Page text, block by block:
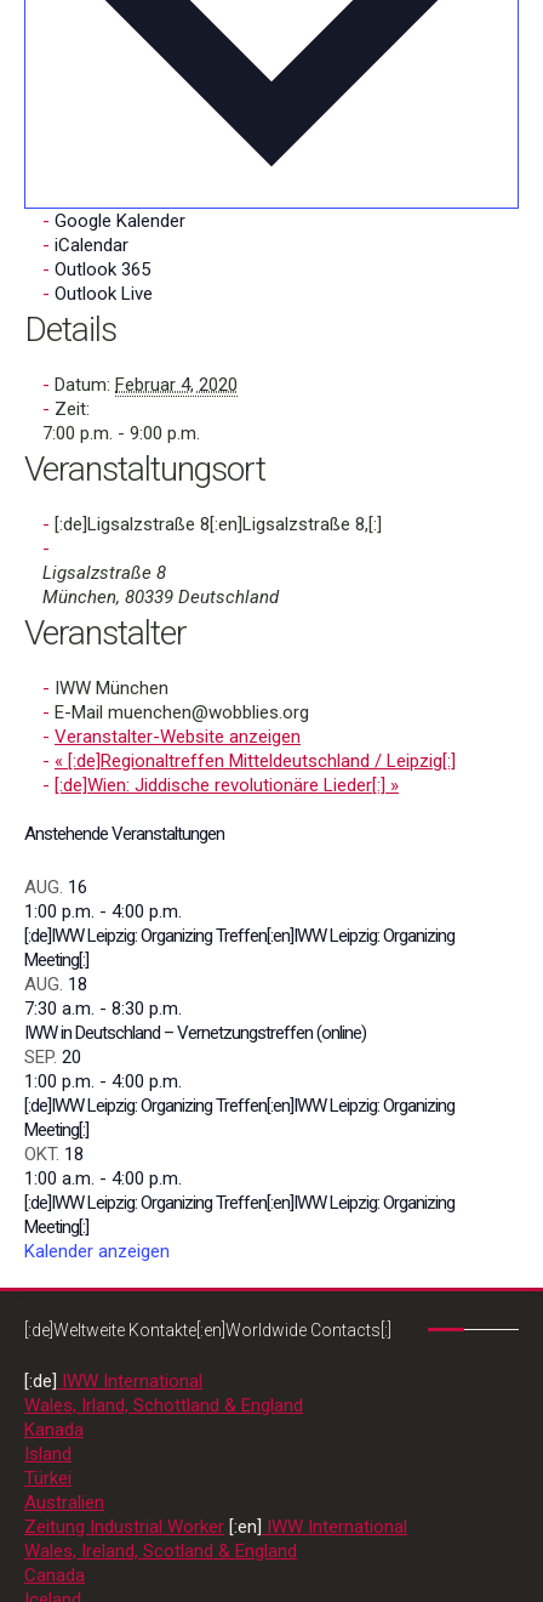
Google Kalender
iCalendar
Outlook 365
Outlook Live
Details
Datum: Februar 4, 2020
Zeit:
7:00 p.m. - 9:00 p.m.
Veranstaltungsort
[:de]Ligsalzstraße 8[:en]Ligsalzstraße 8,[:]
Ligsalzstraße 8
München, 80339 Deutschland
Veranstalter
IWW München
E-Mail muenchen@wobblies.org
Veranstalter-Website anzeigen
« [:de]Regionaltreffen Mitteldeutschland / Leipzig[:]
[:de]Wien: Jiddische revolutionäre Lieder[:] »
Anstehende Veranstaltungen
AUG. 16
1:00 p.m. - 4:00 p.m.
[:de]IWW Leipzig: Organizing Treffen[:en]IWW Leipzig: Organizing
Meeting[:]
AUG. 18
7:30 a.m. - 8:30 p.m.
IWW in Deutschland – Vernetzungstreffen (online)
SEP. 20
1:00 p.m. - 4:00 p.m.
[:de]IWW Leipzig: Organizing Treffen[:en]IWW Leipzig: Organizing
Meeting[:]
OKT. 18
1:00 a.m. - 4:00 p.m.
[:de]IWW Leipzig: Organizing Treffen[:en]IWW Leipzig: Organizing
Meeting[:]
Kalender anzeigen
[:de]Weltweite Kontakte[:en]Worldwide Contacts[:]
[:de] IWW International
Wales, Irland, Schottland & England
Kanada
Island
Türkei
Australien
Zeitung Industrial Worker [:en] IWW International
Wales, Ireland, Scotland & England
Canada